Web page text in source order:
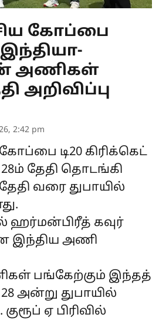
கோப்பை
இந்தியா-
அணிகள்
அறிவிப்பு
2:42 pm
டி20 கிரிக்கெட்
தேதி தொடங்கி
வரை துபாயில்
ஹர்மன்பிரீத் கவுர்
இந்திய அணி
பங்கேற்கும் இந்தத்
அன்று துபாயில்
ஏ பிரிவில்